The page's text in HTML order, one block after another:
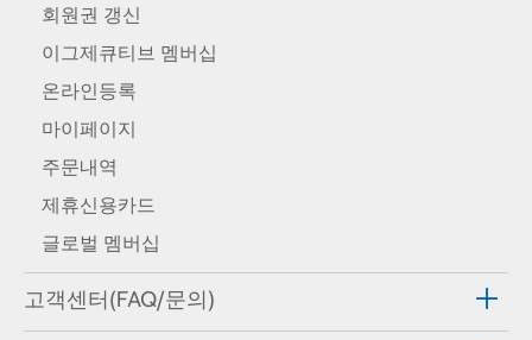
회원권 갱신
이그제큐티브 멤버십
온라인등록
마이페이지
주문내역
제휴신용카드
글로벌 멤버십
고객센터(FAQ/문의)